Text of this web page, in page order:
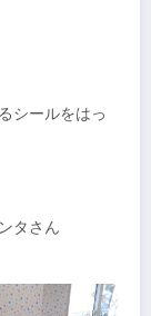
シールをはっ
タさん